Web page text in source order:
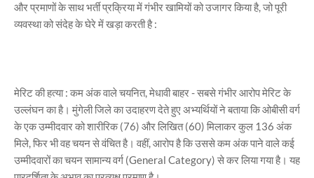
और प्रमाणों के साथ भर्ती प्रक्रिया में गंभीर खामियों को उजागर किया है, जो पूरी
व्यवस्था को संदेह के घेरे में खड़ा करती है :
मेरिट की हत्या : कम अंक वाले चयनित, मेधावी बाहर - सबसे गंभीर आरोप मेरिट के
उल्लंघन का है। मुंगेली जिले का उदाहरण देते हुए अभ्यर्थियों ने बताया कि ओबीसी वर्ग
के एक उम्मीदवार को शारीरिक (76) और लिखित (60) मिलाकर कुल 136 अंक
मिले, फिर भी वह चयन से वंचित है। वहीं, आरोप है कि उससे कम अंक पाने वाले कई
उम्मीदवारों का चयन सामान्य वर्ग (General Category) से कर लिया गया है। यह